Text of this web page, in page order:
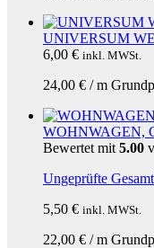
UNIVERSUM
6,00 € inkl. MWSt.
24,00 € /m
WOHNWAGEN,
Bewertet mit 5.00
Ungeprüfte
5,50 € inkl. MWSt.
22,00 € /m